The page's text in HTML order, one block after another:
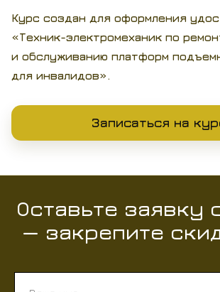
Курс создан для оформления
«Техник-электромеханик по
и обслуживанию платформ
для инвалидов».
Записаться на
Оставьте заявку
— закрепите